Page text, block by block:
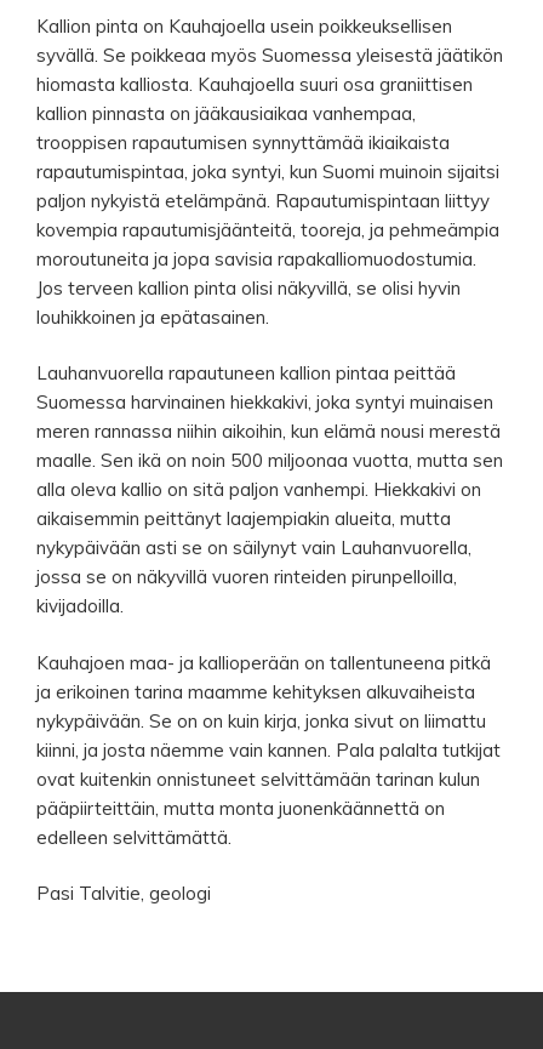
Kallion pinta on Kauhajoella usein poikkeuksellisen
syvällä. Se poikkeaa myös Suomessa yleisestä jäätikön
hiomasta kalliosta. Kauhajoella suuri osa graniittisen
kallion pinnasta on jääkausiaikaa vanhempaa,
trooppisen rapautumisen synnyttämää ikiaikaista
rapautumispintaa, joka syntyi, kun Suomi muinoin sijaitsi
paljon nykyistä etelämpänä. Rapautumispintaan liittyy
kovempia rapautumisjäänteitä, tooreja, ja pehmeämpia
moroutuneita ja jopa savisia rapakalliomuodostumia.
Jos terveen kallion pinta olisi näkyvillä, se olisi hyvin
louhikkoinen ja epätasainen.
Lauhanvuorella rapautuneen kallion pintaa peittää
Suomessa harvinainen hiekkakivi, joka syntyi muinaisen
meren rannassa niihin aikoihin, kun elämä nousi merestä
maalle. Sen ikä on noin 500 miljoonaa vuotta, mutta sen
alla oleva kallio on sitä paljon vanhempi. Hiekkakivi on
aikaisemmin peittänyt laajempiakin alueita, mutta
nykypäivään asti se on säilynyt vain Lauhanvuorella,
jossa se on näkyvillä vuoren rinteiden pirunpelloilla,
kivijadoilla.
Kauhajoen maa- ja kallioperään on tallentuneena pitkä
ja erikoinen tarina maamme kehityksen alkuvaiheista
nykypäivään. Se on on kuin kirja, jonka sivut on liimattu
kiinni, ja josta näemme vain kannen. Pala palalta tutkijat
ovat kuitenkin onnistuneet selvittämään tarinan kulun
pääpiirteittäin, mutta monta juonenkäännettä on
edelleen selvittämättä.
Pasi Talvitie, geologi